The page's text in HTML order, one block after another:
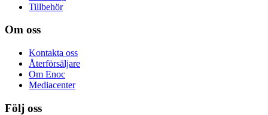
Tillbehör
Om oss
Kontakta oss
Återförsäljare
Om Enoc
Mediacenter
Följ oss